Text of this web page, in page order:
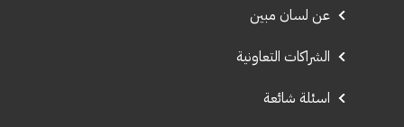
عن لسان مبين
الشراكات التعاونية
اسئلة شائعة